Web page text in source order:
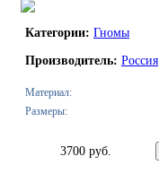
Категории: Гномы
Производитель: Россия
Материал:
Размеры:
3700 руб.